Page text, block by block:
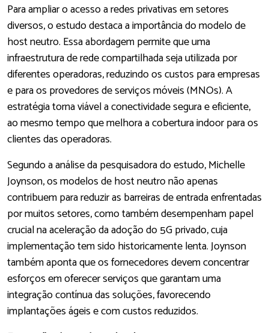
Para ampliar o acesso a redes privativas em setores
diversos, o estudo destaca a importância do modelo de
host neutro. Essa abordagem permite que uma
infraestrutura de rede compartilhada seja utilizada por
diferentes operadoras, reduzindo os custos para empresas
e para os provedores de serviços móveis (MNOs). A
estratégia torna viável a conectividade segura e eficiente,
ao mesmo tempo que melhora a cobertura indoor para os
clientes das operadoras.
Segundo a análise da pesquisadora do estudo, Michelle
Joynson, os modelos de host neutro não apenas
contribuem para reduzir as barreiras de entrada enfrentadas
por muitos setores, como também desempenham papel
crucial na aceleração da adoção do 5G privado, cuja
implementação tem sido historicamente lenta. Joynson
também aponta que os fornecedores devem concentrar
esforços em oferecer serviços que garantam uma
integração contínua das soluções, favorecendo
implantações ágeis e com custos reduzidos.